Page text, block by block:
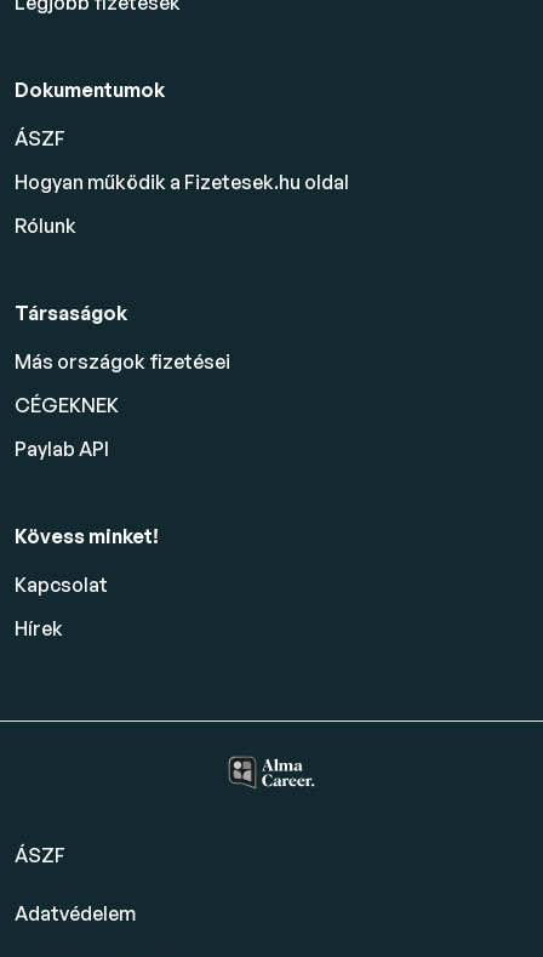
Dokumentumok
ÁSZF
Hogyan működik a Fizetesek.hu oldal
Rólunk
Társaságok
Más országok fizetései
CÉGEKNEK
Paylab API
Kövess minket!
Kapcsolat
Hírek
ÁSZF
Adatvédelem